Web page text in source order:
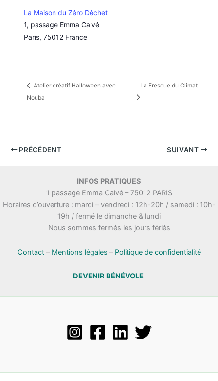
La Maison du Zéro Déchet
1, passage Emma Calvé
Paris, 75012 France
Atelier créatif Halloween avec
Nouba
La Fresque du Climat
PRÉCÉDENT SUIVANT
INFOS PRATIQUES
1 passage Emma Calvé – 75012 PARIS
Horaires d’ouverture : mardi – vendredi : 12h-20h / samedi : 10h-
19h / fermé le dimanche & lundi
Nous sommes fermés les jours fériés
Contact– Mentions légales – Politique de confidentialité
DEVENIR BÉNÉVOLE